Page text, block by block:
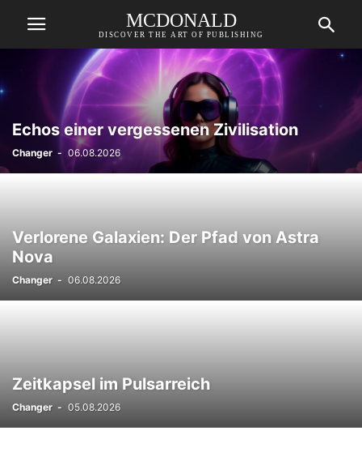
MCDONALD
DISCOVER THE ART OF PUBLISHING
Echos einer vergessenen Zivilisation
Changer - 06.08.2026
Verlorene Galaxien: Der Pfad von Astra
Nova
Changer - 06.08.2026
Zeitkapsel im Pulsarreich
Changer - 05.08.2026